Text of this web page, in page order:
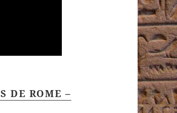
DE ROME –